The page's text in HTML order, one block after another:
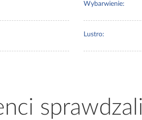
Wybarwienie:
Lustro: